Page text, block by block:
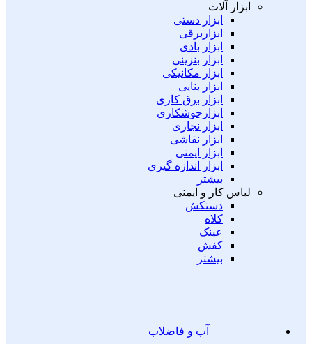
ابزار آلات
ابزار دستی
ابزاربرقی
ابزار بادی
ابزار بنزینی
ابزار مکانیکی
ابزار بنایی
ابزار برق کاری
ابزارجوشکاری
ابزار نجاری
ابزار نقاشی
ابزار ایمنی
ابزار اندازه گیری
بیشتر
لباس کار و ایمنی
دستکش
کلاه
عینک
کفش
بیشتر
آب و فاضلاب